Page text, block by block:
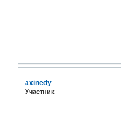
axinedy
Участник